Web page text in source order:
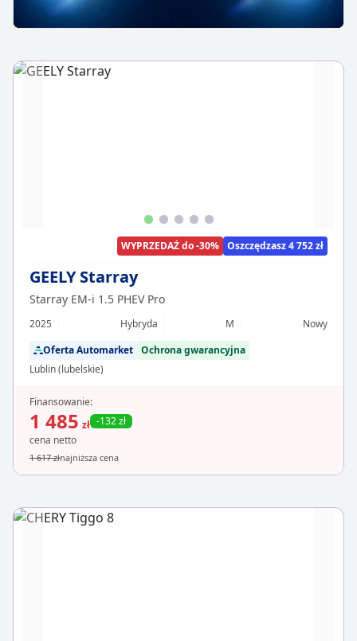
WYPRZEDAŻ do -30% Oszczędzasz 4 752 zł
GEELY Starray
Starray EM-i 1.5 PHEV Pro
2025 Hybryda M
Nowy
Oferta Automarket Ochrona gwarancyjna
Lublin (lubelskie)
Finansowanie:
1 485 zł -132 zł
cena netto
1 617 złnajniższa cena